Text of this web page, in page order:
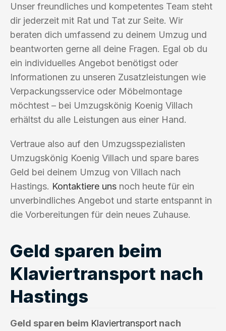
Unser freundliches und kompetentes Team steht
dir jederzeit mit Rat und Tat zur Seite. Wir
beraten dich umfassend zu deinem Umzug und
beantworten gerne all deine Fragen. Egal ob du
ein individuelles Angebot benötigst oder
Informationen zu unseren Zusatzleistungen wie
Verpackungsservice oder Möbelmontage
möchtest – bei Umzugskönig Koenig Villach
erhältst du alle Leistungen aus einer Hand.
Vertraue also auf den Umzugsspezialisten
Umzugskönig Koenig Villach und spare bares
Geld bei deinem Umzug von Villach nach
Hastings. Kontaktiere uns noch heute für ein
unverbindliches Angebot und starte entspannt in
die Vorbereitungen für dein neues Zuhause.
Geld sparen beim
Klaviertransport nach
Hastings
Geld sparen beim Klaviertransport nach